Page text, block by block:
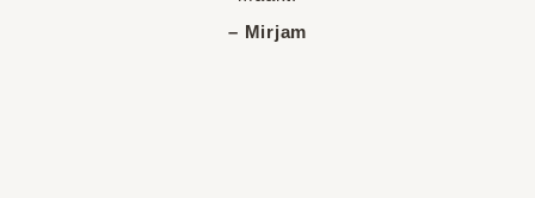
– Mirjam